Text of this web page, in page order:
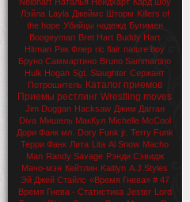
Лэйла Layla Джеймс Шторм Killers of
the hope Убийцы надежд Бугимен
Boogeyman Bret Hart Buddy Hart
Hitman Рик Флер ric flair nature boy
Бруно Саммартино Bruno Sammartino
Hulk Hogan Sgt. Slaughter Сержант
Потрошитель Каталог приемов
Приемы рестлинг Wrestling moves
Jim Duggan Hacksaw Джим Дагган
Diva Мишель МакКул Michelle McCool
Дори Фанк мл.
Dory Funk jr. Terry Funk
Терри Фанк Лита Lita Al Snow Macho
Man Randy Savage Рэнди Сэвидж
Мачо-мэн Кейтлин Kaitlyn A.J.Styles
Эй Джей Стайлс «Время Гнева» # 47
Время Гнева - Статистика Jester Lord